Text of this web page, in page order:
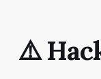
⚠️